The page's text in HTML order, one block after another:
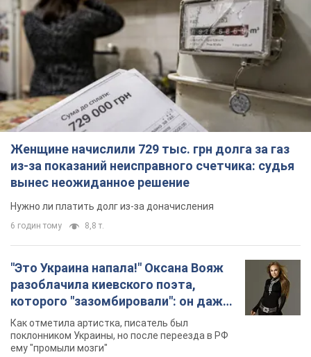
Женщине начислили 729 тыс. грн долга за газ
из-за показаний неисправного счетчика: судья
вынес неожиданное решение
Нужно ли платить долг из-за доначисления
6 годин тому 8,8 т.
"Это Украина напала!" Оксана Вояж
разоблачила киевского поэта,
которого "зазомбировали": он даже
русского не знал, а теперь хочет
Как отметила артистка, писатель был
ему "промыли мозги"
4 години тому 6,1 т.
"Был обессилен": в Украине спасли
раненого грифа, выбравшего для
себя нетипичный маршрут. Фото
Пострадавшую птицу обнаружили на границе
Киевской и Черкасской областей